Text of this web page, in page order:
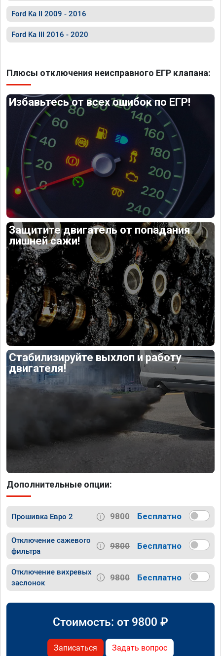
Ford Ka II 2009 - 2016
Ford Ka III 2016 - 2020
Плюсы отключения неисправного ЕГР клапана:
Избавьтесь от всех ошибок по ЕГР!
Защитите двигатель от попадания
лишней сажи!
Стабилизируйте выхлоп и работу
двигателя!
Дополнительные опции:
Прошивка Евро 2 9800 Бесплатно
Отключение сажевого
фильтра
9800 Бесплатно
Отключение вихревых
заслонок
9800 Бесплатно
Стоимость: от 9800 ₽
Записаться Задать вопрос